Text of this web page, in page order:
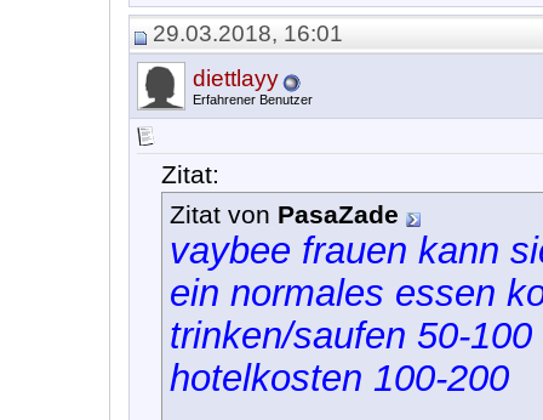
29.03.2018, 16:01
diettlayy
Erfahrener Benutzer
Zitat:
Zitat von PasaZade
vaybee frauen kann
ein normales essen
trinken/saufen 50-100
hotelkosten 100-200